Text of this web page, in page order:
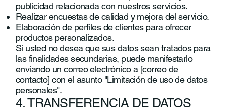
publicidad relacionada con nuestros servicios.
Realizar encuestas de calidad y mejora del servicio.
Elaboración de perfiles de clientes para ofrecer
productos personalizados.
Si usted no desea que sus datos sean tratados para
las finalidades secundarias, puede manifestarlo
enviando un correo electrónico a [correo de
contacto] con el asunto "Limitación de uso de datos
personales".
4. TRANSFERENCIA DE DATOS